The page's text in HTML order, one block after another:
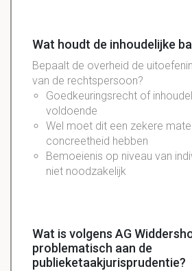
Wat houdt de inhoudelijke
Bepaalt de overheid de
van de rechtspersoon?
Goedkeuringsrecht of
voldoende
Wel moet dit een zekere
concreetheid hebben
Bemoeienis op niveau van
niet noodzakelijk
Wat is volgens AG
problematisch aan de
publieketaakjurisprudentie?